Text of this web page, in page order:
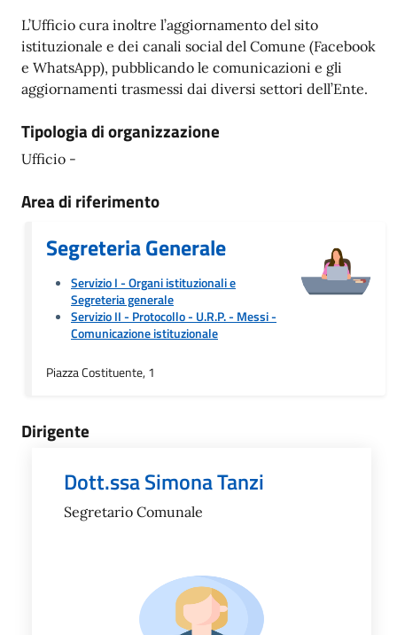
L’Ufficio cura inoltre l’aggiornamento del sito
istituzionale e dei canali social del Comune (Facebook
e WhatsApp), pubblicando le comunicazioni e gli
aggiornamenti trasmessi dai diversi settori dell’Ente.
Tipologia di organizzazione
Ufficio -
Area di riferimento
Segreteria Generale
Servizio I - Organi istituzionali e
Segreteria generale
Servizio II - Protocollo - U.R.P. - Messi-
Comunicazione istituzionale
Piazza Costituente, 1
Dirigente
Dott.ssa Simona Tanzi
Segretario Comunale